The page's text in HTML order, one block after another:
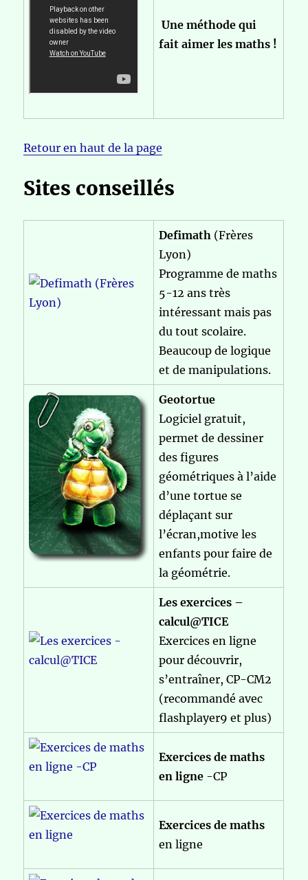
Une méthode qui
fait aimer les maths !
Retour en haut de la page
Sites conseillés
Defimath (Frères
Lyon)
Programme de maths
5-12 ans très
intéressant mais pas
du tout scolaire.
Beaucoup de logique
et de manipulations.
Geotortue
Logiciel gratuit,
permet de dessiner
des figures
géométriques à l’aide
d’une tortue se
déplaçant sur
l’écran,motive les
enfants pour faire de
la géométrie.
Les exercices –
calcul@TICE
Exercices en ligne
pour découvrir,
s’entraîner, CP-CM2
(recommandé avec
flashplayer9 et plus)
Exercices de maths
en ligne -CP
Exercices de maths
en ligne